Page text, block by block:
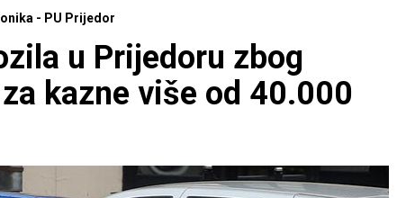
- PU Prijedor
u Prijedoru zbog
kazne više od 40.000